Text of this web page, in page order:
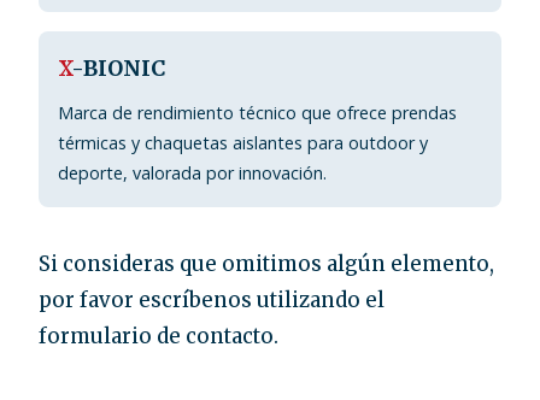
X-BIONIC
Marca de rendimiento técnico que ofrece prendas
térmicas y chaquetas aislantes para outdoor y
deporte, valorada por innovación.
Si consideras que omitimos algún elemento,
por favor escríbenos utilizando el
formulario de contacto.